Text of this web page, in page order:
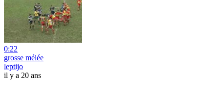
0:22
grosse mélée
leptijo
il y a 20 ans